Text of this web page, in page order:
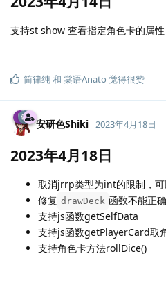
支持st show 查看指定角色卡的属
简律纯和 棠语Anato 觉得很赞
安研色Shiki 2023年4月18日
2023年4月18日
取消jrrp类型为int的限制，
修复 drawDeck 函数不能正
支持js函数getSelfData
支持js函数getPlayerCard取
支持角色卡方法rollDice()